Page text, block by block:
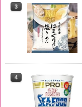
4
3
4
3
4